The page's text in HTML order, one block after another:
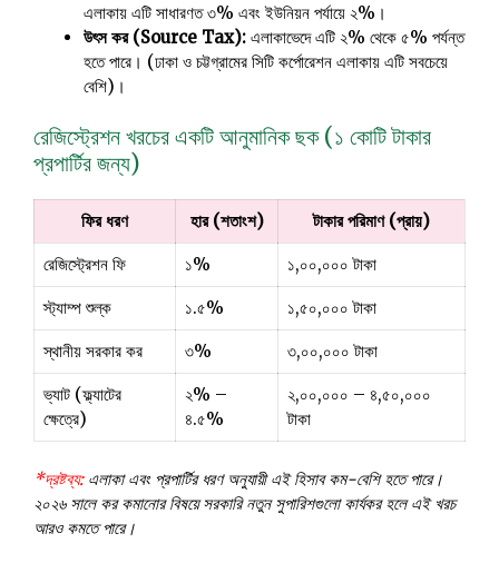
এলাকায় এটি সাধারণত ৩% এবং ইউনিয়ন পর্যায়ে ২%।
উৎস কর (Source Tax): এলাকাভেদে এটি ২% থেকে ৫% পর্যন্ত
হতে পারে। (ঢাকা ও চট্টগ্রামের সিটি কর্পোরেশন এলাকায় এটি সবচেয়ে
বেশি)।
রেজিস্ট্রেশন খরচের একটি আনুমানিক ছক (১ কোটি টাকার
প্রপার্টির জন্য)
ফির ধরণ হার (শতাংশ) টাকার পরিমাণ (প্রায়)
রেজিস্ট্রেশন ফি ১% ১,০০,০০০ টাকা
স্ট্যাম্প শুল্ক ১.৫% ১,৫০,০০০ টাকা
স্থানীয় সরকার কর ৩% ৩,০০,০০০ টাকা
ভ্যাট (ফ্ল্যাটের
ক্ষেত্রে)
২% –
৪.৫%
২,০০,০০০ – ৪,৫০,০০০
টাকা
*দ্রষ্টব্য:এলাকা এবং প্রপার্টির ধরণ অনুযায়ী এই হিসাব কম-বেশি হতে পারে।
২০২৬ সালে কর কমানোর বিষয়ে সরকারি নতুন সুপারিশগুলো কার্যকর হলে এই খরচ
আরও কমতে পারে।